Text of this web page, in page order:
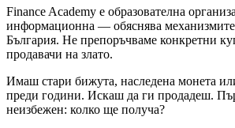
Finance Academy е образователна
информационна — обяснява механизмите
България. Не препоръчваме конкретни
продавачи на злато.
Имаш стари бижута, наследена монета
преди години. Искаш да ги продадеш.
неизбежен: колко ще получа?